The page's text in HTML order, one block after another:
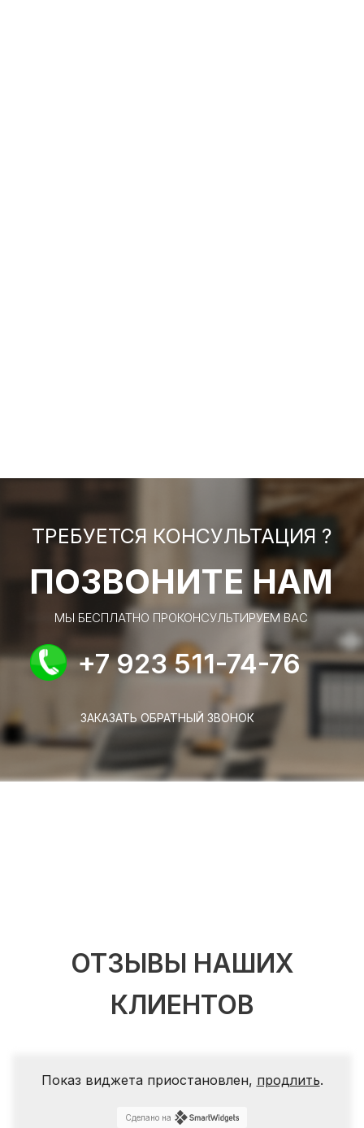
ТРЕБУЕТСЯ КОНСУЛЬТАЦИЯ ?
ПОЗВОНИТЕ НАМ
МЫ БЕСПЛАТНО ПРОКОНСУЛЬТИРУЕМ ВАС
+7 923 511-74-76
ЗАКАЗАТЬ ОБРАТНЫЙ ЗВОНОК
ОТЗЫВЫ НАШИХ
КЛИЕНТОВ
Показ виджета приостановлен, продлить.
Сделано на